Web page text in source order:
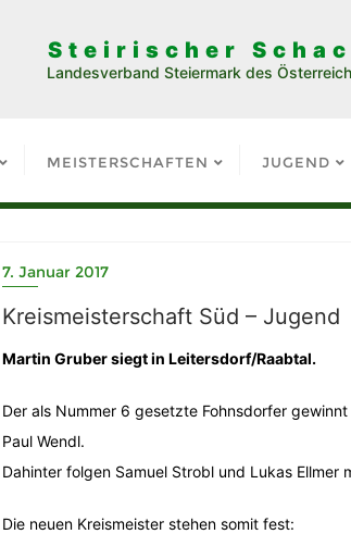
Steirischer
Landesverband Steiermark des
MEISTERSCHAFTEN JUGEND
7. Januar 2017
Kreismeisterschaft Süd – Jugend
Martin Gruber siegt in Leitersdorf/Raabtal.
Der als Nummer 6 gesetzte Fohnsdorfer
Paul Wendl.
Dahinter folgen Samuel Strobl und Lukas Ellmer
Die neuen Kreismeister stehen somit fest: